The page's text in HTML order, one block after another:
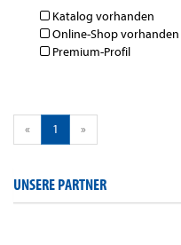
Katalog vorhanden
Online-Shop vorhanden
Premium-Profil
« 1 »
UNSERE PARTNER